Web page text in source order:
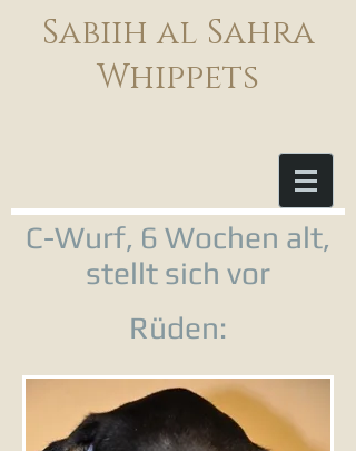
Sabiih al Sahra
Whippets
C-Wurf, 6 Wochen alt,
stellt sich vor
Rüden: